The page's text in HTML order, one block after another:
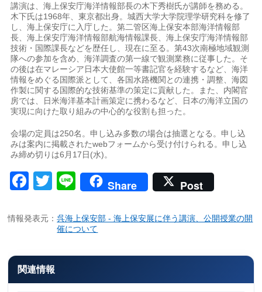
講演は、海上保安庁海洋情報部長の木下秀樹氏が講師を務める。
木下氏は1968年、東京都出身。城西大学大学院理学研究科を修了
し、海上保安庁に入庁した。第二管区海上保安本部海洋情報部
長、海上保安庁海洋情報部航海情報課長、海上保安庁海洋情報部
技術・国際課長などを歴任し、現在に至る。第43次南極地域観測
隊への参加を含め、海洋調査の第一線で観測業務に従事した。そ
の後は在マレーシア日本大使館一等書記官を経験するなど、海洋
情報をめぐる国際派として、各国水路機関との連携・調整、海図
作製に関する国際的な技術基準の策定に貢献した。また、内閣官
房では、日米海洋基本計画策定に携わるなど、日本の海洋立国の
実現に向けた取り組みの中心的な役割も担った。
会場の定員は250名。申し込み多数の場合は抽選となる。申し込
みは案内に掲載されたwebフォームから受け付けられる。申し込
み締め切りは6月17日(水)。
Facebook
Twitter
LineShare Post
情報発表元：呉海上保安部 - 海上保安展に伴う講演、公開授業の開
催について
関連情報